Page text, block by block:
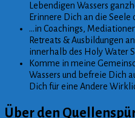
Lebendigen Wassers
Erinnere Dich an die Seele
…in Coachings,
Retreats & Ausbildungen
innerhalb des Holy Water
Komme in meine
Wassers und befreie Dich
Dich für eine Andere
Über den